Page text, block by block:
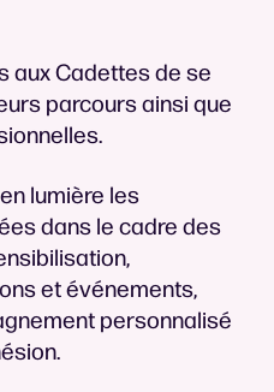
aux Cadettes de se
parcours ainsi que
lumière les
dans le cadre des
et événements,
personnalisé